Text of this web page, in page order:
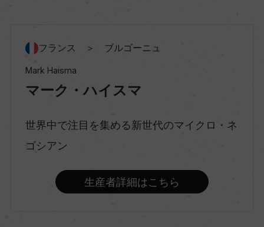
地区名
コート・ド・ニュイ
フランス ＞ ブルゴーニュ
Mark Haisma
マーク・ハイスマ
世界中で注目を集める新世代のマイクロ・ネ
ゴシアン
生産者詳細はこちら